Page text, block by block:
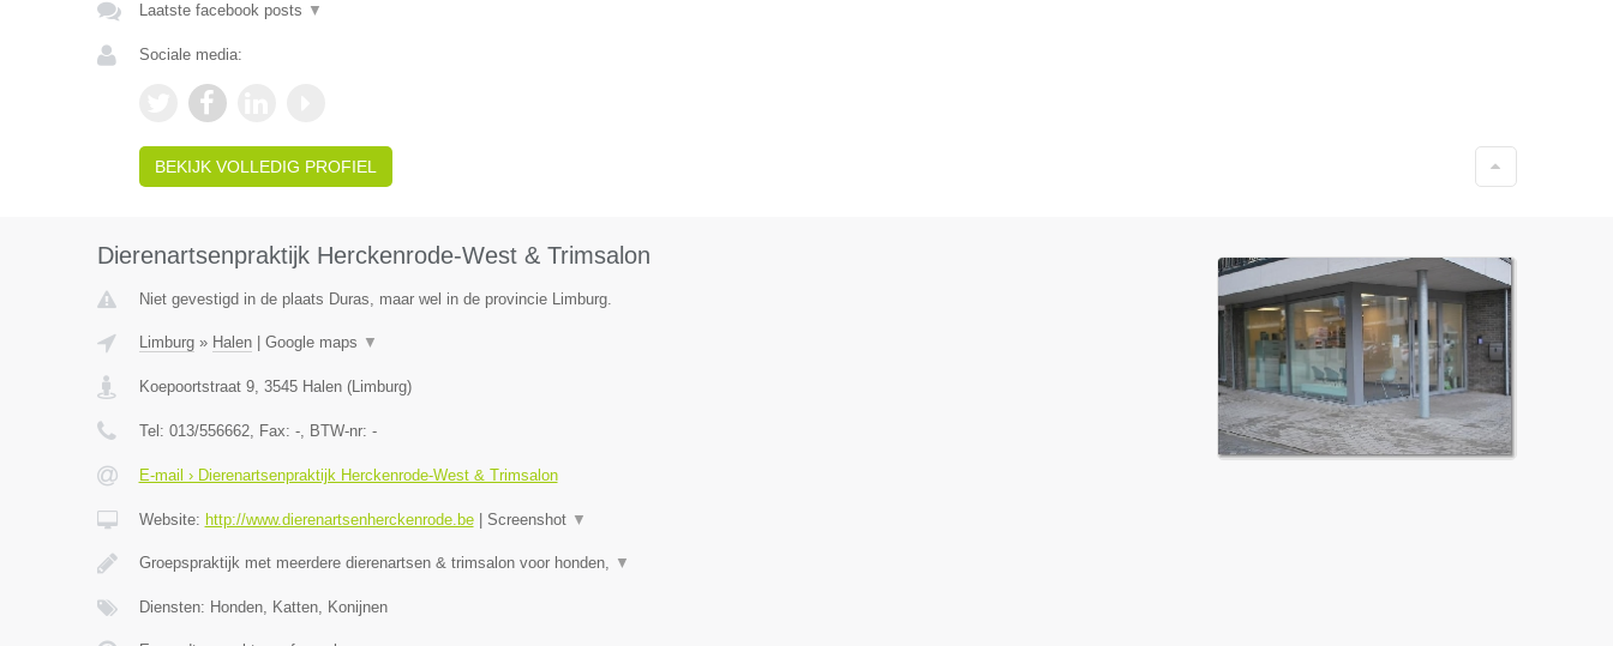
Laatste facebook posts ▼
Sociale media:
BEKIJK VOLLEDIG PROFIEL
Dierenartsenpraktijk Herckenrode-West & Trimsalon
Niet gevestigd in de plaats Duras, maar wel in de provincie Limburg.
Limburg» Halen| Google maps ▼
Koepoortstraat 9, 3545 Halen(Limburg)
Tel: 013/556662, Fax: -, BTW-nr: -
E-mail › Dierenartsenpraktijk Herckenrode-West & Trimsalon
Website: http://www.dierenartsenherckenrode.be| Screenshot ▼
Groepspraktijk met meerdere dierenartsen & trimsalon voor honden, ▼
Diensten: Honden, Katten, Konijnen